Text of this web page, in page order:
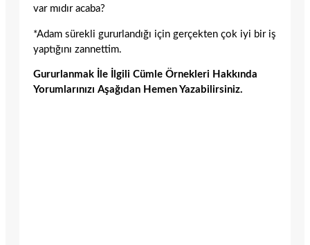
var mıdır acaba?
*Adam sürekli gururlandığı için gerçekten çok iyi bir iş
yaptığını zannettim.
Gururlanmak İle İlgili Cümle Örnekleri Hakkında
Yorumlarınızı Aşağıdan Hemen Yazabilirsiniz.